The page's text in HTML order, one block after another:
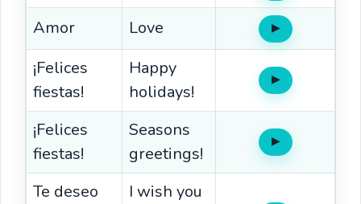
Amor Love ▶Oír
¡Felices
fiestas!
Happy
holidays!
▶Oír
¡Felices
fiestas!
Seasons
greetings!
▶Oír
Te deseo
I wish you